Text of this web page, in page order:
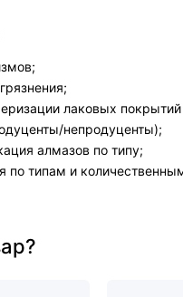
лаковых
непродуценты);
алмазов по типу;
по типам и